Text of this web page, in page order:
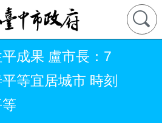
成果 盧市長：7
等宜居城市 時刻